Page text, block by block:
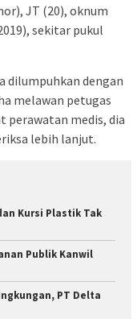
JT (20), oknum
sekitar pukul
dilumpuhkan dengan
melawan petugas
perawatan medis, dia
lebih lanjut.
Kursi Plastik Tak
Publik Kanwil
PT Delta